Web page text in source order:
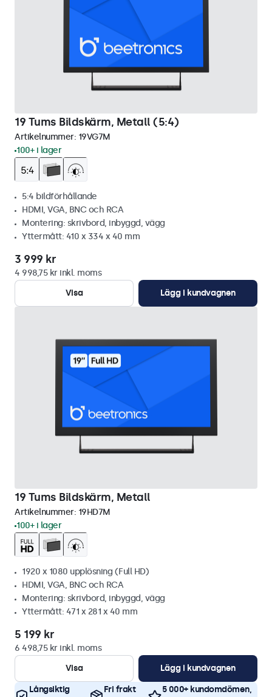
19 Tums Bildskärm, Metall (5:4)
Artikelnummer: 19VG7M
100+ i lager
5:4 bildförhållande
HDMI, VGA, BNC och RCA
Montering: skrivbord, inbyggd, vägg
Yttermått: 410 x 334 x 40 mm
3 999 kr
4 998,75 kr inkl. moms
Visa
Lägg i kundvagnen
19 Tums Bildskärm, Metall
Artikelnummer: 19HD7M
100+ i lager
1920 x 1080 upplösning (Full HD)
HDMI, VGA, BNC och RCA
Montering: skrivbord, inbyggd, vägg
Yttermått: 471 x 281 x 40 mm
5 199 kr
6 498,75 kr inkl. moms
Visa
Lägg i kundvagnen
Långsiktig
Fri frakt
5 000+ kundomdömen,